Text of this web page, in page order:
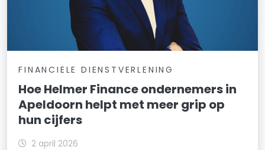
FINANCIELE DIENSTVERLENING
Hoe Helmer Finance ondernemers in
Apeldoorn helpt met meer grip op
hun cijfers
2 april 2026